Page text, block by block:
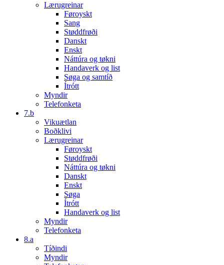
Lærugreinar
Føroyskt
Sang
Støddfrøði
Danskt
Enskt
Náttúra og tøkni
Handaverk og list
Søga og samtíð
Ítrótt
Myndir
Telefonketa
7.b
Vikuætlan
Boðklivi
Lærugreinar
Føroyskt
Støddfrøði
Náttúra og tøkni
Danskt
Enskt
Søga
Ítrótt
Handaverk og list
Myndir
Telefonketa
8.a
Tíðindi
Myndir